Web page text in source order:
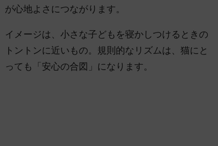
が心地よさにつながります。
イメージは、小さな子どもを寝かしつけるときの
トントンに近いもの。規則的なリズムは、猫にと
っても「安心の合図」になります。